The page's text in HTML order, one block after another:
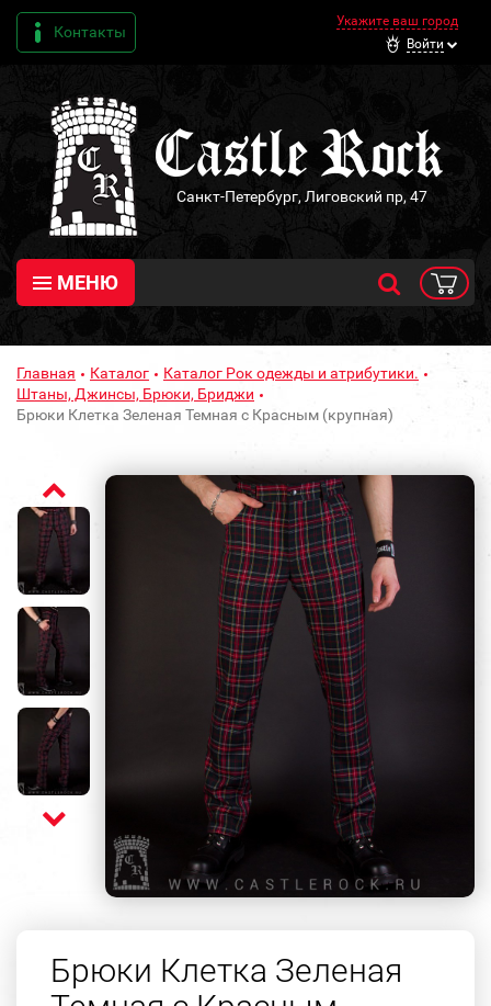
Контакты
Укажите ваш город
Войти
Санкт-Петербург, Лиговский пр, 47
МЕНЮ
Главная Каталог
Каталог Рок одежды и атрибутики.
Штаны, Джинсы, Брюки, Бриджи
Брюки Клетка Зеленая Темная с Красным (крупная)
Брюки Клетка Зеленая